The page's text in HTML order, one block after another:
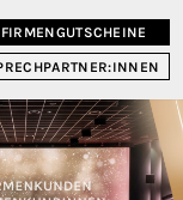
FIRMENGUTSCHEINE